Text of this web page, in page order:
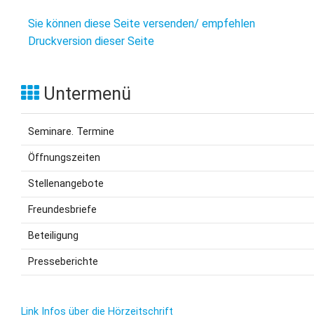
Sie können diese Seite versenden/ empfehlen
Druckversion dieser Seite
Untermenü
Seminare. Termine
Öffnungszeiten
Stellenangebote
Freundesbriefe
Beteiligung
Presseberichte
Link Infos über die Hörzeitschrift